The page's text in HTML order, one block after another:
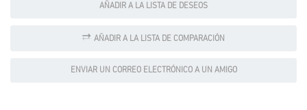
AÑADIR A LA LISTA DE DESEOS
AÑADIR A LA LISTA DE COMPARACIÓN
ENVIAR UN CORREO ELECTRÓNICO A UN AMIGO